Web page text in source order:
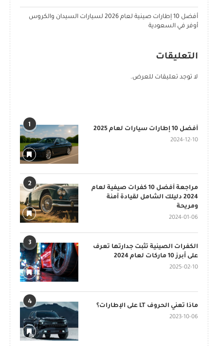
أفضل 10 إطارات صينية لعام 2026 لسيارات السيدان والكروس
أوفر في السعودية
التعليقات
لا توجد تعليقات للعرض.
1
أفضل 10 إطارات سيارات لعام 2025
2024-12-10
2
مراجعة أفضل 10 كفرات صيفية لعام
2024 دليلك الشامل لقيادة آمنة
ومريحة
2024-01-06
3
الكفرات الصينية تثبت جدارتها تعرف
على أبرز 10 ماركات لعام 2024
2025-02-10
4
ماذا تعني الحروف LT على الإطارات؟
2023-10-06